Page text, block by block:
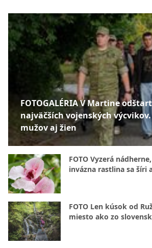
FOTOGALÉRIA V Martine
najväčších vojenských
mužov aj žien
FOTO Vyzerá
invázna rastlina sa šíri
FOTO Len kúsok od
miesto ako zo